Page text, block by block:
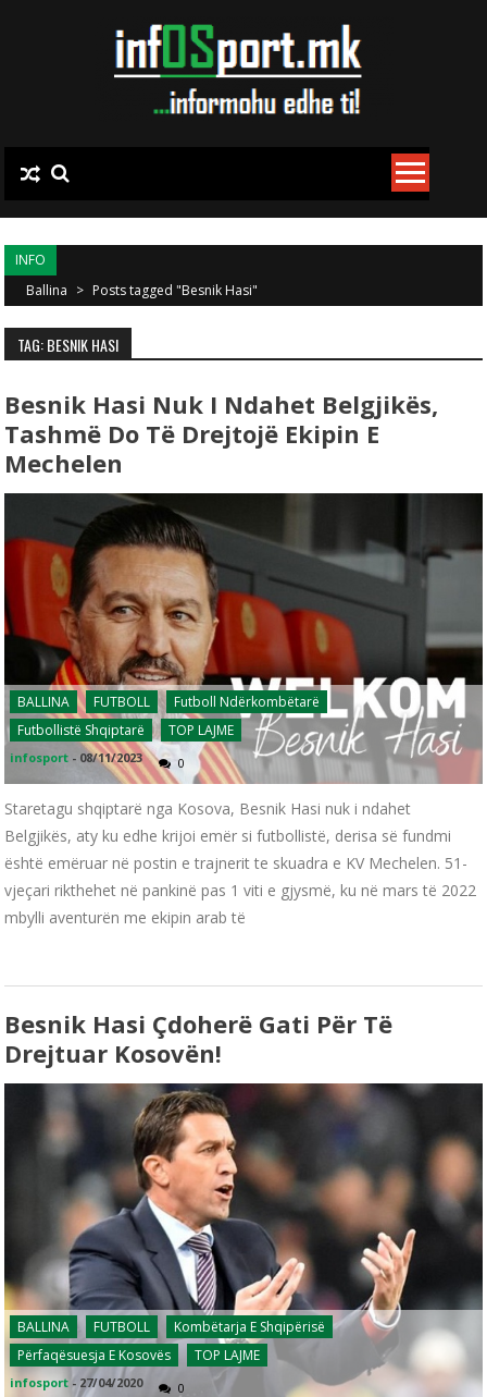
INFO
Ballina > Posts tagged "Besnik Hasi"
TAG: BESNIK HASI
Besnik Hasi Nuk I Ndahet Belgjikës,
Tashmë Do Të Drejtojë Ekipin E
Mechelen
BALLINA FUTBOLL
Futboll Ndërkombëtarë
Futbollistë Shqiptarë
TOP LAJME
infosport - 08/11/2023 0
Staretagu shqiptarë nga Kosova, Besnik Hasi nuk i ndahet
Belgjikës, aty ku edhe krijoi emër si futbollistë, derisa së fundmi
është emëruar në postin e trajnerit te skuadra e KV Mechelen. 51-
vjeçari rikthehet në pankinë pas 1 viti e gjysmë, ku në mars të 2022
mbylli aventurën me ekipin arab të
Besnik Hasi Çdoherë Gati Për Të
Drejtuar Kosovën!
BALLINA FUTBOLL
Kombëtarja E Shqipërisë
Përfaqësuesja E Kosovës
TOP LAJME
infosport - 27/04/2020 0